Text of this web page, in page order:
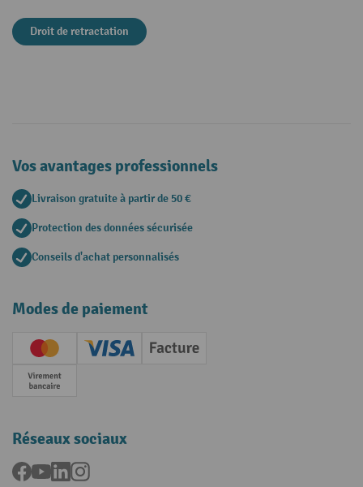
Droit de retractation
Vos avantages professionnels
Livraison gratuite à partir de 50 €
Protection des données sécurisée
Conseils d'achat personnalisés
Modes de paiement
Creditcard (Master)Creditcard (Visa)
Facture
Paiement anticipé
Réseaux sociaux
Facebook
YouTubeLinkedInInstagram